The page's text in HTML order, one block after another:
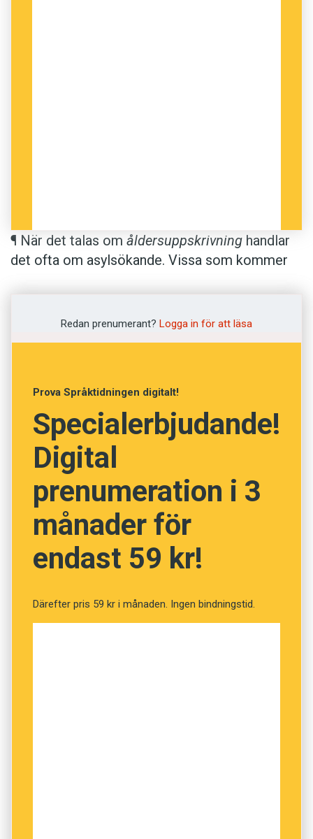
¶ När det talas om åldersuppskrivning handlar
det ofta om asylsökande. Vissa som kommer
ålder för att vinna fördelar. Den som inte har
åldersuppskrivning vidtas: ”Åldersuppskrivning
görs när Migrationsverket bedömer att en
person är äldre än hen uppgivit.”
Redan prenumerant? Logga in för att läsa
Prova Språktidningen digitalt!
Specialerbjudande!
Digital
prenumeration i 3
månader för
endast 59 kr!
Därefter pris 59 kr i månaden. Ingen bindningstid.